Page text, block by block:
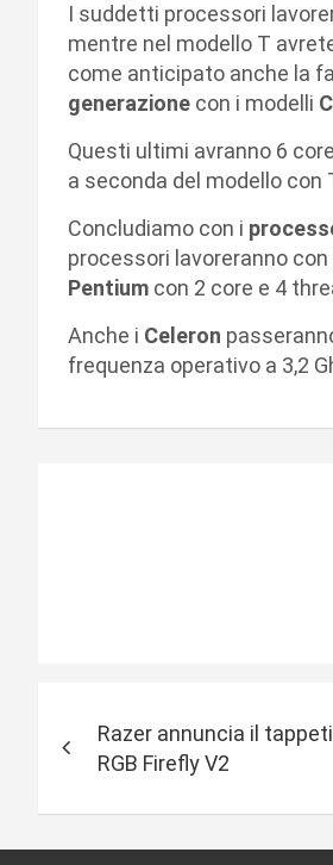
I suddetti processori
mentre nel modello T
come anticipato anche la
generazione con i modelli
Questi ultimi avranno 6
a seconda del modello con
Concludiamo con i
processori lavoreranno con
Pentium con 2 core e 4
Anche i Celeron
frequenza operativo a 3,2
v
i
Razer annuncia il
RGB Firefly V2